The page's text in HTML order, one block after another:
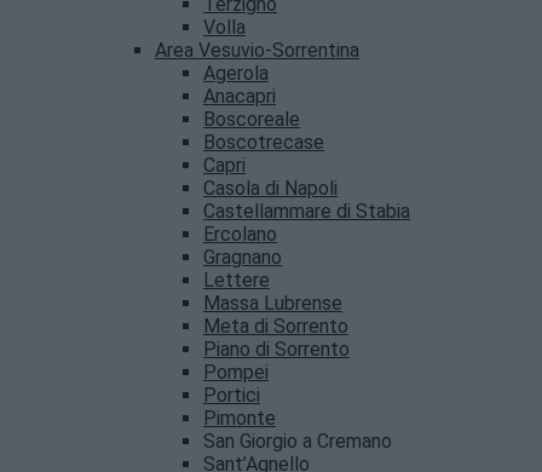
Terzigno
Volla
Area Vesuvio-Sorrentina
Agerola
Anacapri
Boscoreale
Boscotrecase
Capri
Casola di Napoli
Castellammare di Stabia
Ercolano
Gragnano
Lettere
Massa Lubrense
Meta di Sorrento
Piano di Sorrento
Pompei
Portici
Pimonte
San Giorgio a Cremano
Sant’Agnello